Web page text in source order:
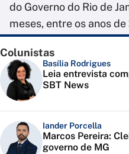
do Governo do Rio de
meses, entre os anos de
Colunistas
Basília Rodrigues
Leia entrevista
SBT News
Iander Porcella
Marcos Pereira:
governo de MG